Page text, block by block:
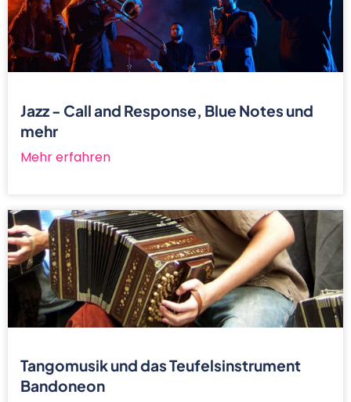
Jazz - Call and Response, Blue Notes und
mehr
Mehr erfahren
Tangomusik und das Teufelsinstrument
Bandoneon